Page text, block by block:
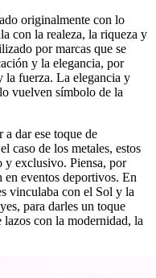
originalmente con lo
con la realeza, la riqueza y
por marcas que se
y la elegancia, por
la fuerza. La elegancia y
vuelven símbolo de la
dar ese toque de
caso de los metales, estos
y exclusivo. Piensa, por
en eventos deportivos. En
vinculaba con el Sol y la
para darles un toque
con la modernidad, la